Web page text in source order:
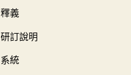
釋義
研訂說明
系統